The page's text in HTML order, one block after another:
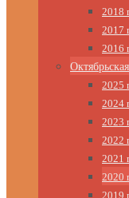
2018
2017
2016
2025
2024
2023
2022
2021
2020
2019